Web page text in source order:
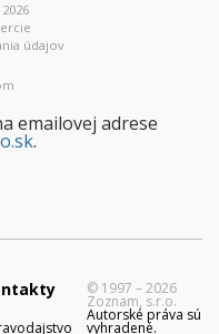
údajov
emailovej adrese
.
© 1997 – 2026
Zoznam, s.r.o.
Autorské práva sú
vyhradené.